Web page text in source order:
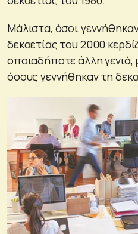
Μάλιστα, όσοι
δεκαετίας του 2000
οποιαδήποτε άλλη
όσους γεννήθηκαν τη